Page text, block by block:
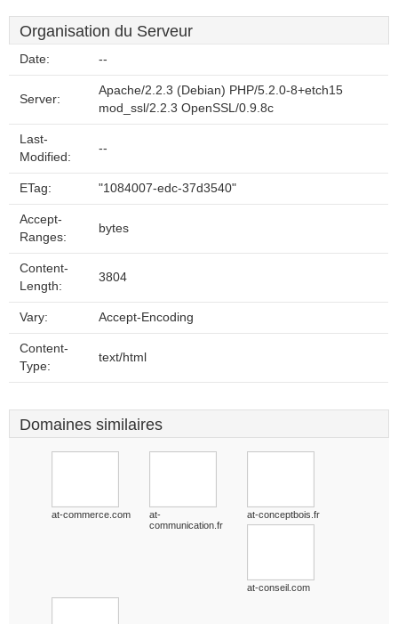
Organisation du Serveur
Date: --
Server:
Apache/2.2.3 (Debian) PHP/5.2.0-8+etch15
mod_ssl/2.2.3 OpenSSL/0.9.8c
Last-
Modified:
--
ETag: "1084007-edc-37d3540"
Accept-
Ranges:
bytes
Content-
Length:
3804
Vary: Accept-Encoding
Content-
Type:
text/html
Domaines similaires
at-commerce.com
at-
communication.fr
at-conceptbois.fr
at-conseil.com